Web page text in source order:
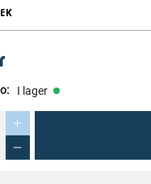
: I lager